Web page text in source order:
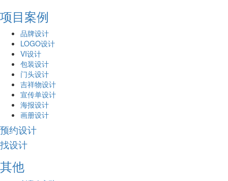
项目案例
品牌设计
LOGO设计
VI设计
包装设计
门头设计
吉祥物设计
宣传单设计
海报设计
画册设计
预约设计
找设计
其他